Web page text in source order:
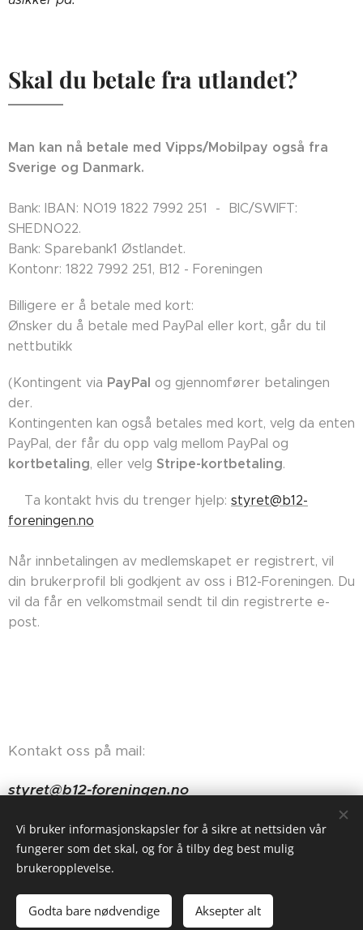
Skal du betale fra utlandet?
Man kan nå betale med Vipps/Mobilpay også fra
Sverige og Danmark.
Bank: IBAN: NO19 1822 7992 251 - BIC/SWIFT:
SHEDNO22.
Bank: Sparebank1 Østlandet.
Kontonr: 1822 7992 251, B12 - Foreningen
Billigere er å betale med kort:
Ønsker du å betale med PayPal eller kort, går du til
nettbutikk
(Kontingent via PayPal og gjennomfører betalingen
der.
Kontingenten kan også betales med kort, velg da enten
PayPal, der får du opp valg mellom PayPal og
kortbetaling, eller velg Stripe-kortbetaling.
👉🏼Ta kontakt hvis du trenger hjelp: styret@b12-
foreningen.no
Når innbetalingen av medlemskapet er registrert, vil
din brukerprofil bli godkjent av oss i B12-Foreningen. Du
vil da får en velkomstmail sendt til din registrerte e-
post.
Kontakt oss på mail:
styret@b12-foreningen.no
Haugerudveien 84, 0674 Oslo
Vi bruker informasjonskapsler for å sikre at nettsiden vår
fungerer som det skal, og for å tilby deg best mulig
brukeropplevelse.
Godta bare nødvendige Aksepter alt